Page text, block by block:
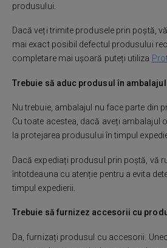
produsului.
Dacă veți trimite produsele prin poștă,
mai exact posibil defectul produsului
completare mai ușoară puteți utiliza
Trebuie să aduc produsul în
Nu trebuie, ambalajul nu face parte din
Cu toate acestea, dacă aveți ambalajul
la protejarea produsului în timpul
Dacă expediați produsul prin poștă, vă
întotdeauna cu atenție pentru a evita
timpul expedierii.
Trebuie să furnizez accesorii cu
Da, furnizați produsul cu accesorii.